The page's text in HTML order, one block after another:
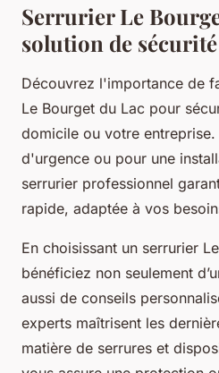
Serrurier Le
solution de
Découvrez l'importance de
Le Bourget du Lac pour
domicile ou votre
d'urgence ou pour une
serrurier professionnel
rapide, adaptée à vos
En choisissant un serrurier
bénéficiez non seulement
aussi de conseils
experts maîtrisent les
matière de serrures et